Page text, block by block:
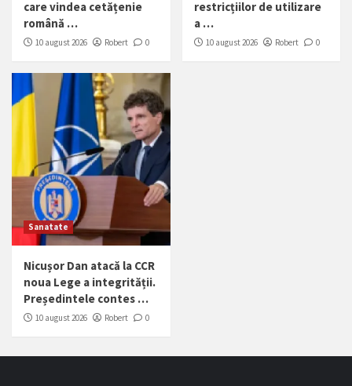
care vindea cetățenie
română …
10 august 2026 Robert 0
restricțiilor de utilizare
a …
10 august 2026 Robert 0
Sanatate
Nicușor Dan atacă la CCR
noua Lege a integrității.
Președintele contes …
10 august 2026 Robert 0